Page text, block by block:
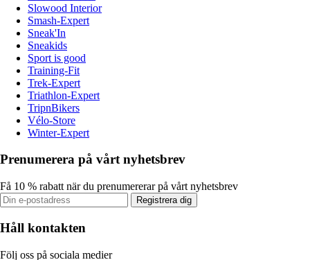
Slowood Interior
Smash-Expert
Sneak'In
Sneakids
Sport is good
Training-Fit
Trek-Expert
Triathlon-Expert
TripnBikers
Vélo-Store
Winter-Expert
Prenumerera på vårt nyhetsbrev
Få 10 % rabatt när du prenumererar på vårt nyhetsbrev
Registrera dig
Håll kontakten
Följ oss på sociala medier